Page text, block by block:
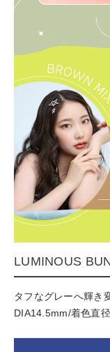
LUMINOUS
タフなグレーへ輝き
DIA14.5mm/着色直